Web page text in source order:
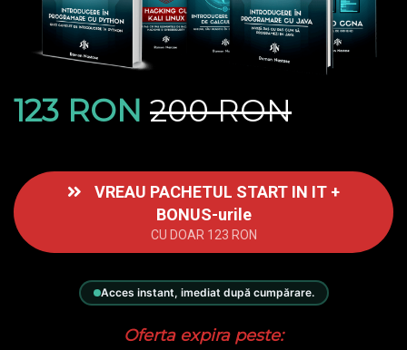
123 RON 200 RON
VREAU PACHETUL START IN IT +
BONUS-urile
CU DOAR 123 RON
Acces instant, imediat după cumpărare.
Oferta expira peste: